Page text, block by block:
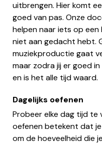
uitbrengen. Hier komt
goed van pas. Onze
helpen naar iets op een
niet aan gedacht hebt.
muziekproductie gaat
maar zodra jij er goed
en is het alle tijd waard.
Dagelijks oefenen
Probeer elke dag tijd te
oefenen betekent dat
om de hoeveelheid die